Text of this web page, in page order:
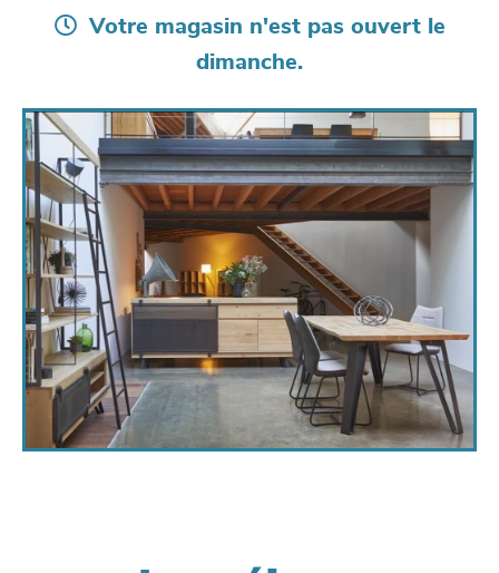
chambres et dressing
literie
décoration
Votre magasin n'est pas ouvert le
dimanche.